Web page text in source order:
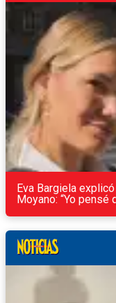
Eva Bargiela
Moyano: “Yo pensé